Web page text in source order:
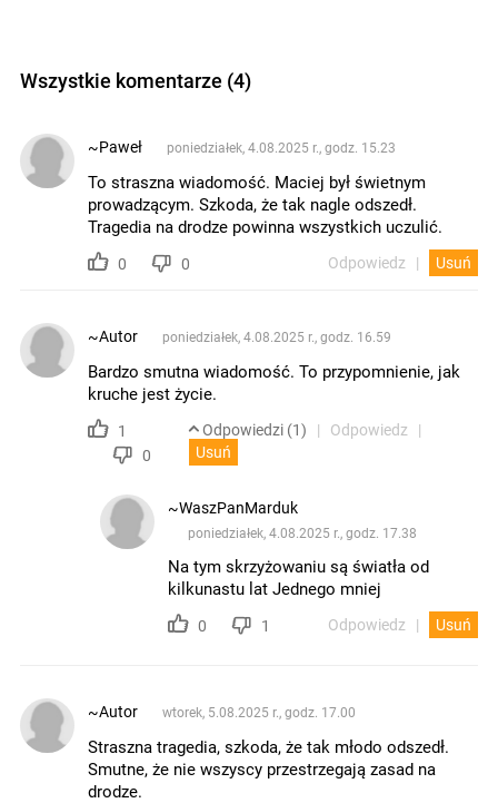
Wszystkie komentarze (4)
~Paweł poniedziałek, 4.08.2025 r., godz. 15.23
To straszna wiadomość. Maciej był świetnym
prowadzącym. Szkoda, że tak nagle odszedł.
Tragedia na drodze powinna wszystkich uczulić.
0 0 Odpowiedz Usuń
~Autor poniedziałek, 4.08.2025 r., godz. 16.59
Bardzo smutna wiadomość. To przypomnienie, jak
kruche jest życie.
1
0
Odpowiedzi (1)
Odpowiedz
Usuń
~WaszPanMarduk
poniedziałek, 4.08.2025 r., godz. 17.38
Na tym skrzyżowaniu są światła od
kilkunastu lat Jednego mniej
0 1 Odpowiedz Usuń
~Autor wtorek, 5.08.2025 r., godz. 17.00
Straszna tragedia, szkoda, że tak młodo odszedł.
Smutne, że nie wszyscy przestrzegają zasad na
drodze.